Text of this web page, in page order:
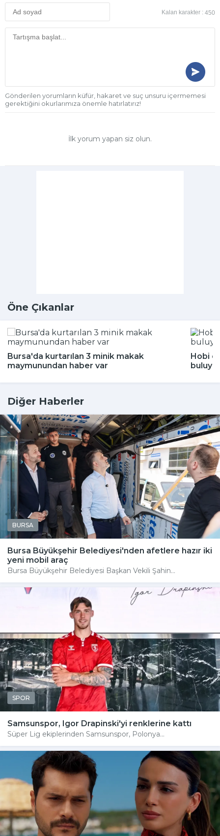
Kalan karakter : 450
Gönderilen yorumların küfür, hakaret ve suç unsuru içermemesi
gerektiğini okurlarımıza önemle hatırlatırız!
İlk yorum yapan siz olun.
Öne Çıkanlar
Bursa'da kurtarılan 3 minik makak
maymunundan haber var
Hobi
Diğer Haberler
BURSA
Bursa Büyükşehir Belediyesi'nden afetlere hazır iki
yeni mobil araç
Bursa Büyükşehir Belediyesi Başkan Vekili Şahin...
SPOR
Samsunspor, Igor Drapinski'yi renklerine kattı
Süper Lig ekiplerinden Samsunspor, Polonya...